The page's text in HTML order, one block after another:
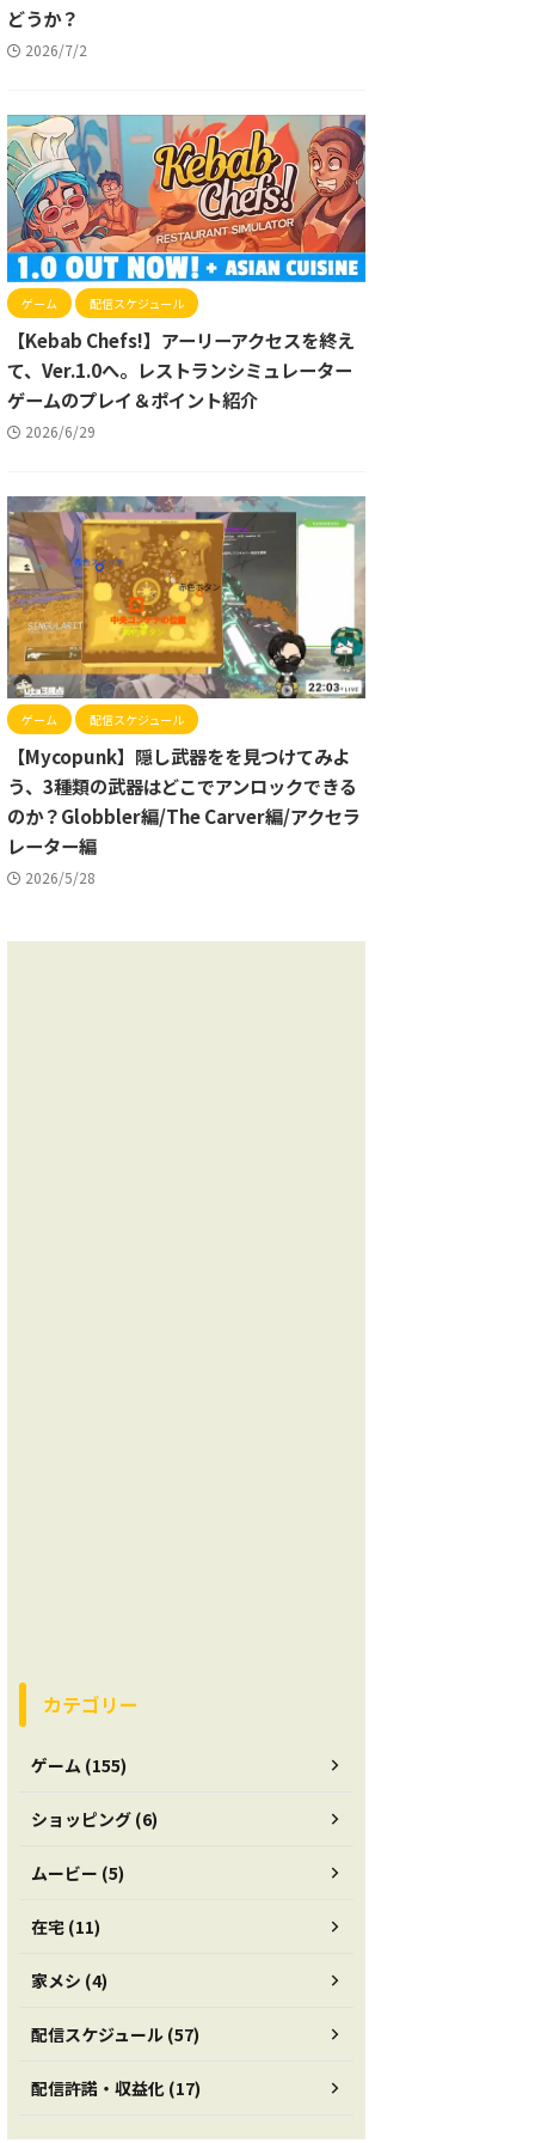
どうか？
2026/7/2
ゲーム 配信スケジュール
【Kebab Chefs!】アーリーアクセスを終え
て、Ver.1.0へ。レストランシミュレーター
ゲームのプレイ＆ポイント紹介
2026/6/29
ゲーム 配信スケジュール
【Mycopunk】隠し武器をを見つけてみよ
う、3種類の武器はどこでアンロックできる
のか？Globbler編/The Carver編/アクセラ
レーター編
2026/5/28
カテゴリー
ゲーム (155)
ショッピング (6)
ムービー (5)
在宅 (11)
家メシ (4)
配信スケジュール (57)
配信許諾・収益化 (17)